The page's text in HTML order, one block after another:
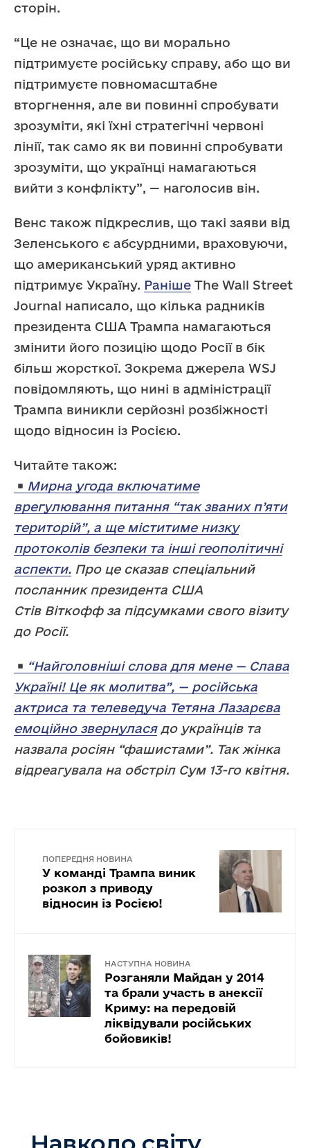
сторін.
“Це не означає, що ви морально
підтримуєте російську справу, або що ви
підтримуєте повномасштабне
вторгнення, але ви повинні спробувати
зрозуміти, які їхні стратегічні червоні
лінії, так само як ви повинні спробувати
зрозуміти, що українці намагаються
вийти з конфлікту”, — наголосив він.
Венс також підкреслив, що такі заяви від
Зеленського є абсурдними, враховуючи,
що американський уряд активно
підтримує Україну. Раніше The Wall Street
Journal написало, що кілька радників
президента США Трампа намагаються
змінити його позицію щодо Росії в бік
більш жорсткої. Зокрема джерела WSJ
повідомляють, що нині в адміністрації
Трампа виникли серйозні розбіжності
щодо відносин із Росією.
Читайте також:
Мирна угода включатиме
врегулювання питання “так званих п’яти
територій”, а ще міститиме низку
протоколів безпеки та інші геополітичні
аспекти. Про це сказав спеціальний
посланник президента США
Стів Віткофф за підсумками свого візиту
до Росії.
“Найголовніші слова для мене — Слава
Україні! Це як молитва”, — російська
актриса та телеведуча Тетяна Лазарєва
емоційно звернуласядо українців та
назвала росіян “фашистами”. Так жінка
відреагувала на обстріл Сум 13-го квітня.
ПОПЕРЕДНЯ НОВИНА
У команді Трампа виник
розкол з приводу
відносин із Росією!
НАСТУПНА НОВИНА
Розганяли Майдан у 2014
та брали участь в анексії
Криму: на передовій
ліквідували російських
бойовиків!